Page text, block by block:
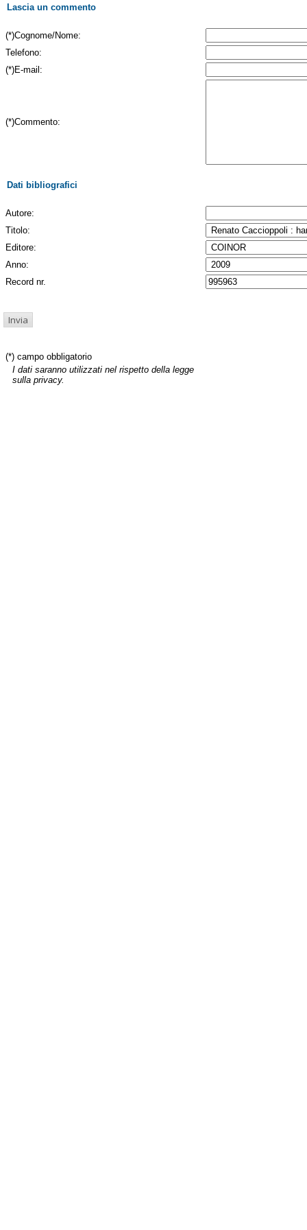
Lascia un commento
(*)Cognome/Nome:
Telefono:
(*)E-mail:
(*)Commento:
Dati bibliografici
Autore:
Titolo:
Editore:
Anno:
Record nr.
(*) campo obbligatorio
I dati saranno utilizzati nel rispetto della legge
sulla privacy.